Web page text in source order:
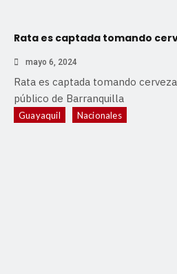
Rata es captada tomando
mayo 6, 2024
Rata es captada tomando
público de Barranquilla
Guayaquil Nacionales